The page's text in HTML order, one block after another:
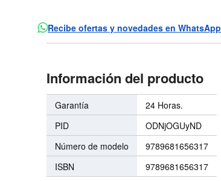
Recibe ofertas y novedades en WhatsApp
Información del producto
Garantía
24 Horas.
PID
ODNjOGUyND
Número de modelo
9789681656317
ISBN
9789681656317